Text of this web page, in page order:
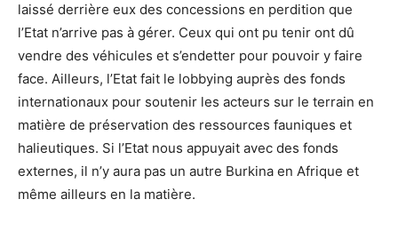
laissé derrière eux des concessions en perdition que
l’Etat n’arrive pas à gérer. Ceux qui ont pu tenir ont dû
vendre des véhicules et s’endetter pour pouvoir y faire
face. Ailleurs, l’Etat fait le lobbying auprès des fonds
internationaux pour soutenir les acteurs sur le terrain en
matière de préservation des ressources fauniques et
halieutiques. Si l’Etat nous appuyait avec des fonds
externes, il n’y aura pas un autre Burkina en Afrique et
même ailleurs en la matière.